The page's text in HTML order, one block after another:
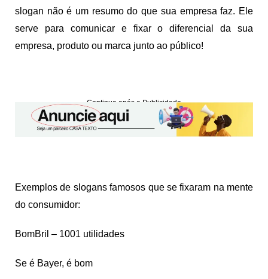
slogan não é um resumo do que sua empresa faz. Ele
serve para comunicar e fixar o diferencial da sua
empresa, produto ou marca junto ao público!
Continua após a Publicidade
Exemplos de slogans famosos que se fixaram na mente
do consumidor:
BomBril – 1001 utilidades
Se é Bayer, é bom